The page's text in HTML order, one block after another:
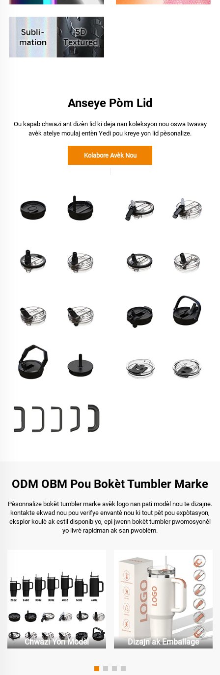
Anseye Pòm Lid
Ou kapab chwazi ant dizèn lid ki deja nan koleksyon nou oswa twavay
avèk atelye moulaj entèn Yedi pou kreye yon lid pèsonalize.
Kolabore Avèk Nou
ODM OBM Pou Bokèt Tumbler Marke
Pèsonnalize bokèt tumbler marke avèk logo nan pati modèl nou te dizajne.
kontakte ekwad nou pou verifye envantè nou ki tout pèt pou expòtasyon,
eksplor koulè ak estil disponib yo, epi jwenn bokèt tumbler pwomosyonèl
yo livrè rapidman ak san pwoblèm.
Chwazi Yon Modèl Dizajn ak Emballage